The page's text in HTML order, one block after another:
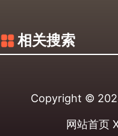
相关搜索
Copyright ©
网站首页